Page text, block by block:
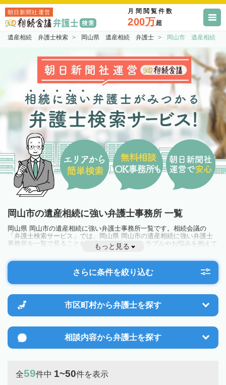
朝日新聞社運営 月間閲覧件数
200万超
遺産相続 弁護士検索 岡山県 遺産相続 弁護士 岡山市 遺産相続
岡山市の遺産相続に強い弁護士事務所 一覧
岡山県 岡山市の遺産相続に強い弁護士事務所一覧です。相続会議の
「弁護士検索サービス」では、岡山県 岡山市の遺産相続に強い弁護士
事務所を一覧で見ることが出来ます。相続のトラブルやお悩みを抱えて
いる方は一度近隣の弁護士に相談してみましょう。
もっと見る
さらに条件を絞り込む
市区町村から弁護士を探す
相談内容から弁護士を探す
全59件中 1~50件を表示